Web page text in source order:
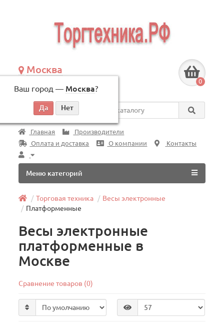
Москва
Ваш город — Москва?
по будням, с 09:00 до 18:00
0
Везде
Главная
Производители
Оплата и доставка
О компании Контакты
Меню категорий
Торговая техника
Весы электронные
Платформенные
Весы электронные
платформенные в
Москве
Сравнение товаров (0)